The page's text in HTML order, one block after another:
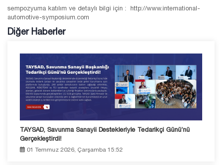
sempozyuma katılım ve detaylı bilgi için : http://www.international-
automotive-symposium.com
Diğer Haberler
TAYSAD, Savunma Sanayii Destekleriyle Tedarikçi Günü’nü
Gerçekleştirdi!
01 Temmuz 2026, Çarşamba 15:52